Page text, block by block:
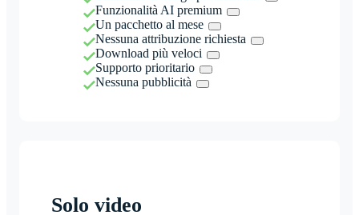
Funzionalità AI premium
Un pacchetto al mese
Nessuna attribuzione richiesta
Download più veloci
Supporto prioritario
Nessuna pubblicità
Solo video